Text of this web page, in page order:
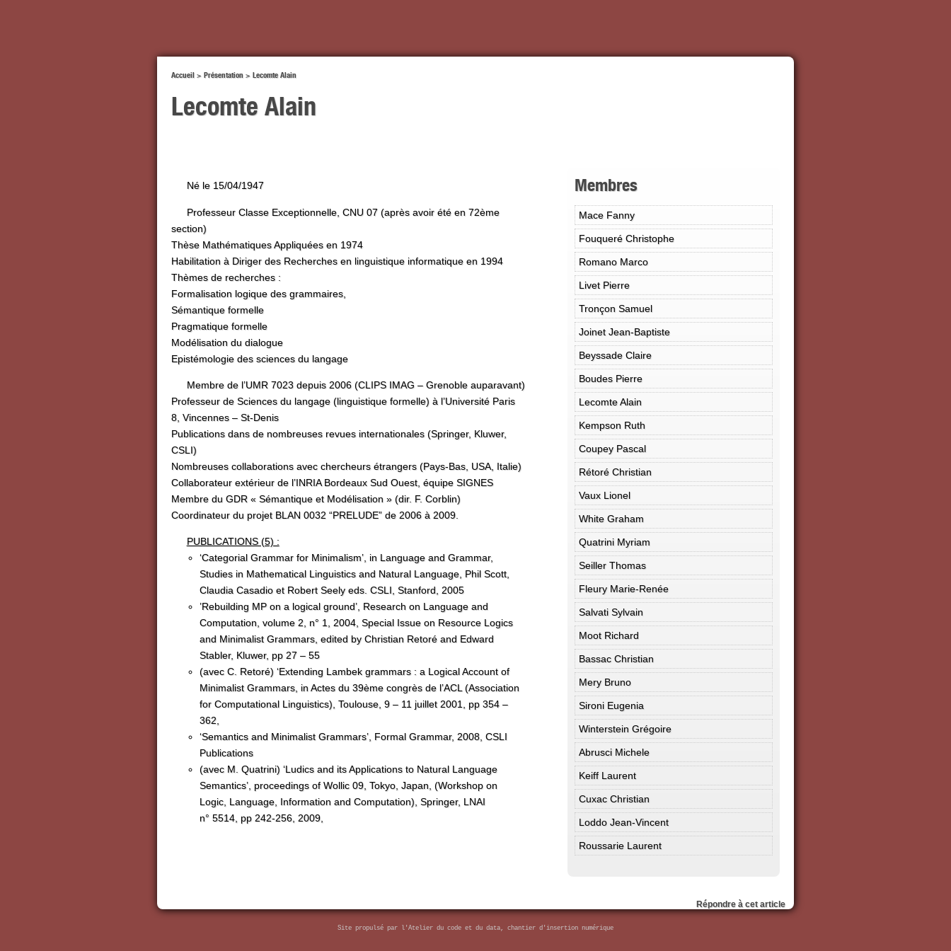
Accueil > Présentation > Lecomte Alain
Lecomte Alain
Né le 15/04/1947
Professeur Classe Exceptionnelle, CNU 07 (après avoir été en 72ème
section)
Thèse Mathématiques Appliquées en 1974
Habilitation à Diriger des Recherches en linguistique informatique en 1994
Thèmes de recherches :
Formalisation logique des grammaires,
Sémantique formelle
Pragmatique formelle
Modélisation du dialogue
Epistémologie des sciences du langage
Membre de l’UMR 7023 depuis 2006 (CLIPS IMAG – Grenoble auparavant)
Professeur de Sciences du langage (linguistique formelle) à l’Université Paris
8, Vincennes – St-Denis
Publications dans de nombreuses revues internationales (Springer, Kluwer,
CSLI)
Nombreuses collaborations avec chercheurs étrangers (Pays-Bas, USA, Italie)
Collaborateur extérieur de l’INRIA Bordeaux Sud Ouest, équipe SIGNES
Membre du GDR « Sémantique et Modélisation » (dir. F. Corblin)
Coordinateur du projet BLAN 0032 “PRELUDE” de 2006 à 2009.
PUBLICATIONS (5) :
‘Categorial Grammar for Minimalism’, in Language and Grammar,
Studies in Mathematical Linguistics and Natural Language, Phil Scott,
Claudia Casadio et Robert Seely eds. CSLI, Stanford, 2005
’Rebuilding MP on a logical ground’, Research on Language and
Computation, volume 2, n° 1, 2004, Special Issue on Resource Logics
and Minimalist Grammars, edited by Christian Retoré and Edward
Stabler, Kluwer, pp 27 – 55
(avec C. Retoré) ‘Extending Lambek grammars : a Logical Account of
Minimalist Grammars, in Actes du 39ème congrès de l’ACL (Association
for Computational Linguistics), Toulouse, 9 – 11 juillet 2001, pp 354 –
362,
‘Semantics and Minimalist Grammars’, Formal Grammar, 2008, CSLI
Publications
(avec M. Quatrini) ‘Ludics and its Applications to Natural Language
Semantics’, proceedings of Wollic 09, Tokyo, Japan, (Workshop on
Logic, Language, Information and Computation), Springer, LNAI
n° 5514, pp 242-256, 2009,
Membres
Mace Fanny
Fouqueré Christophe
Romano Marco
Livet Pierre
Tronçon Samuel
Joinet Jean-Baptiste
Beyssade Claire
Boudes Pierre
Lecomte Alain
Kempson Ruth
Coupey Pascal
Rétoré Christian
Vaux Lionel
White Graham
Quatrini Myriam
Seiller Thomas
Fleury Marie-Renée
Salvati Sylvain
Moot Richard
Bassac Christian
Mery Bruno
Sironi Eugenia
Winterstein Grégoire
Abrusci Michele
Keiff Laurent
Cuxac Christian
Loddo Jean-Vincent
Roussarie Laurent
Répondre à cet article
Site propulsé par l'Atelier du code et du data, chantier d'insertion numérique